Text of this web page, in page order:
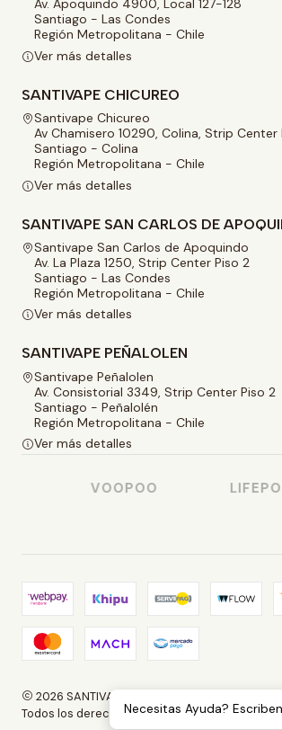
Av. Apoquindo 4900, Local 127-128
Santiago - Las Condes
Región Metropolitana - Chile
Ver más detalles
SANTIVAPE CHICUREO
Santivape Chicureo
Av Chamisero 10290, Colina, Strip Center
Santiago - Colina
Región Metropolitana - Chile
Ver más detalles
SANTIVAPE SAN CARLOS DE
Santivape San Carlos de Apoquindo
Av. La Plaza 1250, Strip Center Piso 2
Santiago - Las Condes
Región Metropolitana - Chile
Ver más detalles
SANTIVAPE PEÑALOLEN
Santivape Peñalolen
Av. Consistorial 3349, Strip Center Piso 2
Santiago - Peñalolén
Región Metropolitana - Chile
Ver más detalles
VOOPOO LIFEPOD
2026 SANTIVAPE.
Todos los derechos reservados.
Necesitas Ayuda?